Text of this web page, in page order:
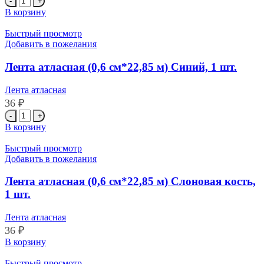
товара
Лента
атласная
(0,6
Лаванда,
шт.
В корзину
Быстрый просмотр
Добавить в пожелания
Лента атласная (0,6 см*22,85 м) Синий, 1 шт.
Лента атласная
36 ₽
Количество
товара
Лента
атласная
(0,6
м)
Синий,
1
В корзину
Быстрый просмотр
Добавить в пожелания
Лента атласная (0,6 см*22,85 м) Слоновая кость,
1 шт.
Лента атласная
36 ₽
Количество
В корзину